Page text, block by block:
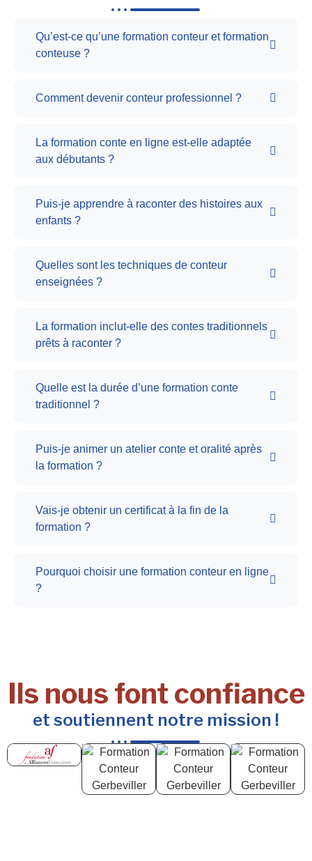
Qu’est-ce qu’une formation conteur et formation
conteuse ?
Comment devenir conteur professionnel ?
La formation conte en ligne est-elle adaptée
aux débutants ?
Puis-je apprendre à raconter des histoires aux
enfants ?
Quelles sont les techniques de conteur
enseignées ?
La formation inclut-elle des contes traditionnels
prêts à raconter ?
Quelle est la durée d’une formation conte
traditionnel ?
Puis-je animer un atelier conte et oralité après
la formation ?
Vais-je obtenir un certificat à la fin de la
formation ?
Pourquoi choisir une formation conteur en ligne
?
Ils nous font confiance
et soutiennent notre mission !